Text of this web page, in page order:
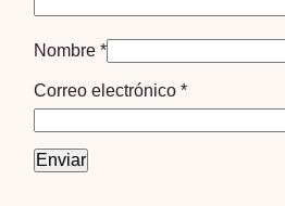
Nombre*
Correo electrónico*